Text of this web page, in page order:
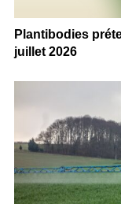
Plantibodies
juillet 2026